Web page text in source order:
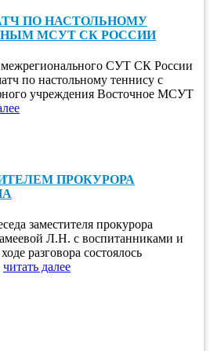
ПО НАСТОЛЬНОМУ
МСУТ СК РОССИИ
СУТ СК России
по настольному теннису с
учреждения Восточное МСУТ
ПРОКУРОРА
заместителя прокурора
Л.Н. с воспитанниками и
разговора состоялось
читать далее